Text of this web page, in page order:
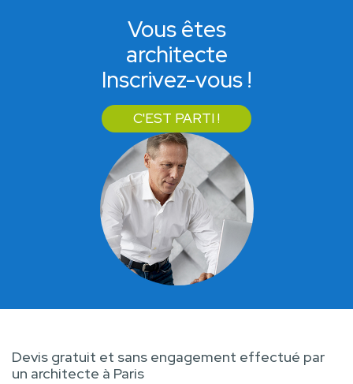
Vous êtes
architecte
Inscrivez-vous !
C'EST PARTI !
Devis gratuit et sans engagement effectué par
un architecte à Paris